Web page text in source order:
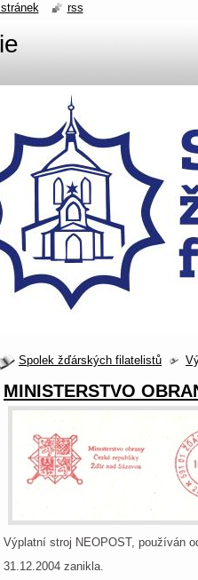
Spolek žďárských filatelistů
MINISTERSTVO
Výplatní stroj NEOPOST, používán
31.12.2004 zanikla.
rss